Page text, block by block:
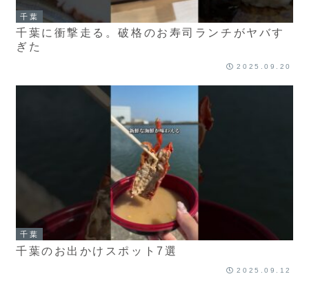
千葉
千葉に衝撃走る。破格のお寿司ランチがヤバす
ぎた
2025.09.20
千葉
千葉のお出かけスポット7選
2025.09.12